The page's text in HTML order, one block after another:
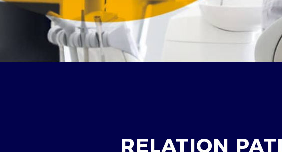
RELATION